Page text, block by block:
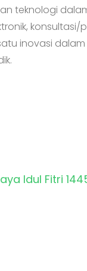
teknologi
inovasi
Idul Fitri